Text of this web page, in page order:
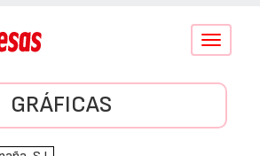
Conmutar
GRÁFICAS